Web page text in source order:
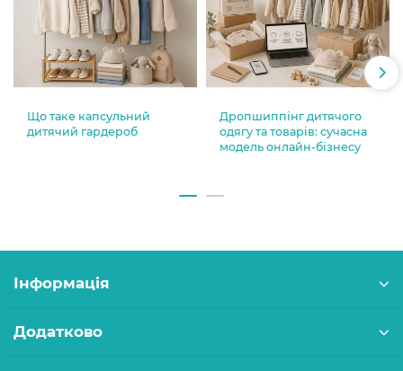
Що таке капсульний
дитячий гардероб
Дропшиппінг дитячого
одягу та товарів: сучасна
модель онлайн-бізнесу
Інформація
Додатково